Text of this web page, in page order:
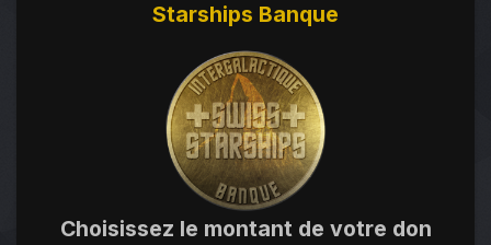
Starships Banque
Choisissez le montant de votre don